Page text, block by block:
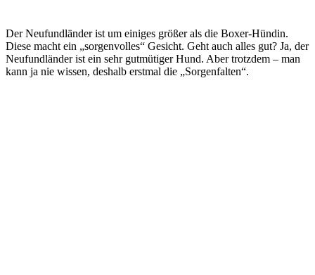
Der Neufundländer ist um einiges größer als die Boxer-Hündin.
Diese macht ein „sorgenvolles“ Gesicht. Geht auch alles gut? Ja, der
Neufundländer ist ein sehr gutmütiger Hund. Aber trotzdem – man
kann ja nie wissen, deshalb erstmal die „Sorgenfalten“.